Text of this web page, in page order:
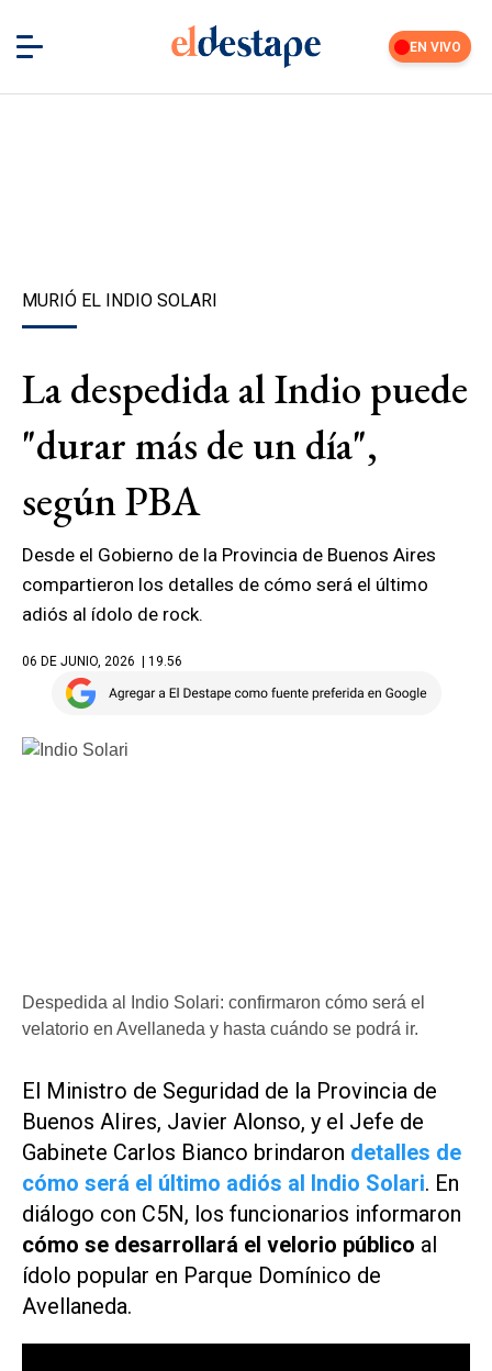
EN VIVO
MURIÓ EL INDIO SOLARI
La despedida al Indio puede
"durar más de un día",
según PBA
Desde el Gobierno de la Provincia de Buenos Aires
compartieron los detalles de cómo será el último
adiós al ídolo de rock.
06 DE JUNIO, 2026 | 19.56
Despedida al Indio Solari: confirmaron cómo será el
velatorio en Avellaneda y hasta cuándo se podrá ir.
El Ministro de Seguridad de la Provincia de
Buenos AIires, Javier Alonso, y el Jefe de
Gabinete Carlos Bianco brindaron detalles de
cómo será el último adiós al Indio Solari. En
diálogo con C5N, los funcionarios informaron
cómo se desarrollará el velorio público al
ídolo popular en Parque Domínico de
Avellaneda.